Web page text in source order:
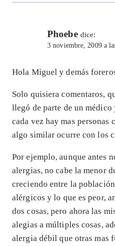
Phoebe dice:
3 noviembre, 2009 a
Hola Miguel y demás
Solo quisiera comentaros,
llegó de parte de un médico
cada vez hay mas
algo similar ocurre con los
Por ejemplo, aunque antes
alergias, no cabe la menor
creciendo entre la
alérgicos y lo que es peor,
dos cosas, pero ahora las
alegias a múltiples cosas,
alergia débil que otras mas